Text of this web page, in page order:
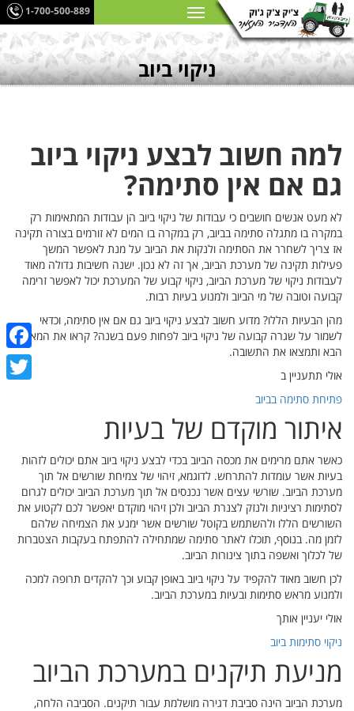
1-700-500-889
ניקוי ביוב
למה חשוב לבצע ניקוי ביוב
גם אם אין סתימה?
לא מעט אנשים חושבים כי עבודות של ניקוי ביוב הן עבודות המתאימות רק
במקרה בו מתגלה סתימה בביוב, רק במקרה בו המים לא זורמים בצורה תקינה
אז צריך לשחרר את הסתימה ולנקות את הביוב על מנת לאפשר המשך
פעילות תקינה של מערכת הביוב, אך זה לא נכון. ישנה חשיבות גדולה מאוד
לעבודות ניקוי של מערכת הביוב, ניקוי קבוע של המערכת יכול לאפשר זרימה
קבועה וטובה של מי הביוב ולמנוע בעיות רבות.
מהן הבעיות הללו? מדוע חשוב לבצע ניקוי ביוב גם אם אין סתימה, וכדאי
לשמור על שגרה קבועה של ניקוי ביוב לפחות פעם בשנה? קראו את המאמר
הבא ותמצאו את התשובה.
אולי תתעניין ב
פתיחת סתימה בביוב
איתור מוקדם של בעיות
כאשר אתם מרימים את מכסה הביוב בכדי לבצע ניקוי ביוב אתם יכולים לזהות
בעיות אשר עומדות להתרחש. לדוגמא, זיהוי של צמיחת שורשים אל תוך
מערכת הביוב. שורשי עצים אשר נכנסים אל תוך מערכת הביוב יכולים לגרום
לסתימות רציניות ולנזק לצנרת הביוב ולכן זיהוי מוקדם יאפשר לכם לקטוע את
השורשים הללו ולהשתמש בקוטל שורשים אשר ימנע את הצמיחה שלהם
לזמן מה. בנוסף, תוכלו לאתר סתימה שמתחילה להתפתח בעקבות הצטברות
של לכלוך ואשפה בתוך צינורות הביוב.
לכן חשוב מאוד להקפיד על ניקוי ביוב באופן קבוע וכך להקדים תרופה למכה
ולמנוע מראש סתימות ובעיות במערכת הביוב.
אולי יעניין אותך
ניקוי סתימות ביוב
מניעת תיקנים במערכת הביוב
מערכת הביוב הינה סביבת דגירה מושלמת עבור תיקנים. הסביבה הלחה,